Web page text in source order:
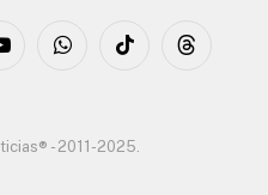
WhatsAppTikTok Threads
- 2011-2025.